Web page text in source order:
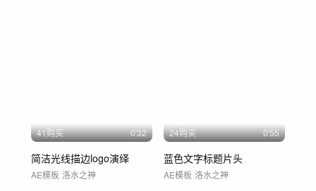
41购买 0'32
简洁光线描边logo演绎
AE模板 洛水之神
24购买 0'55
蓝色文字标题片头
AE模板 洛水之神